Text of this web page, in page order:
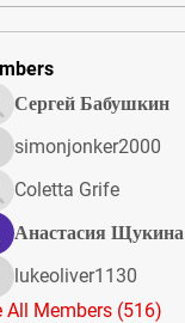
Сергей Бабушкин
simonjonker2000
simonjonker2000
Coletta Grife
Анастасия Щукина
lukeoliver1130
lukeoliver1130
All Members (516)